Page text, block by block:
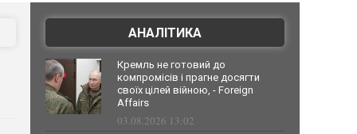
АНАЛІТИКА
Кремль не готовий до
компромісів і прагне досягти
своїх цілей війною, - Foreign
Affairs
03.08.2026 13:02